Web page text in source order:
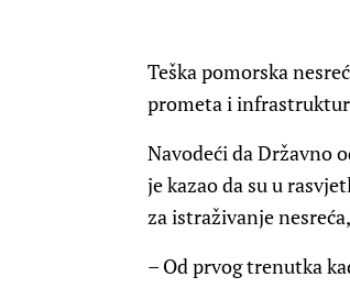
Teška pomorska
prometa i
Navodeći da Državno
je kazao da su u
za istraživanje
– Od prvog trenutka